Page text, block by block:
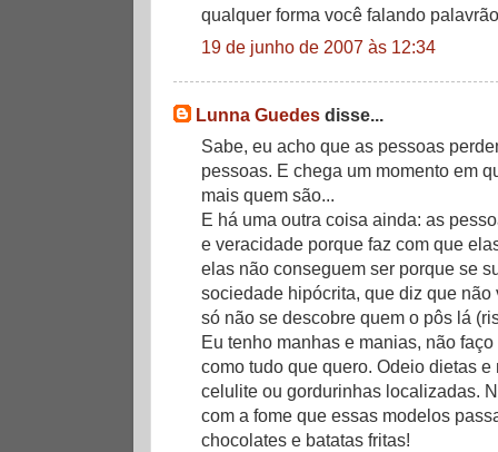
qualquer forma você falando
19 de junho de 2007 às 12:34
Lunna Guedes disse...
Sabe, eu acho que as pessoas
pessoas. E chega um momento em
mais quem são...
E há uma outra coisa ainda: as
e veracidade porque faz com que
elas não conseguem ser porque se
sociedade hipócrita, que diz que
só não se descobre quem o pôs lá
Eu tenho manhas e manias, não
como tudo que quero. Odeio dietas
celulite ou gordurinhas localizadas.
com a fome que essas modelos
chocolates e batatas fritas!